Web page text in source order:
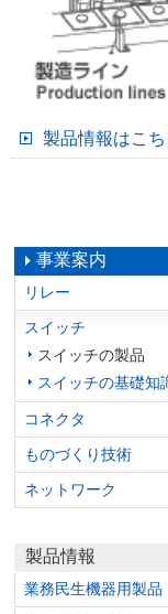
製品情報はこち
事業案内
リレー
スイッチ
スイッチの製品
スイッチの基礎知
コネクタ
ものづくり技術
ネットワーク
製品情報
業務民生機器用製品